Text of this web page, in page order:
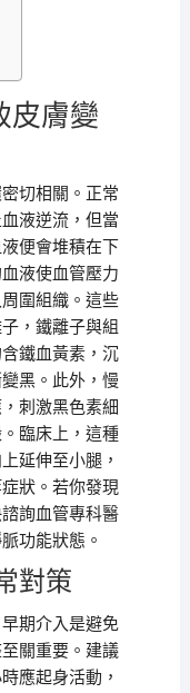
皮膚變
切相關。正常
液逆流，但當
便會堆積在下
液使血管壓力
圍組織。這些
，鐵離子與組
鐵血黃素，沉
黑。此外，慢
刺激黑色素細
臨床上，這種
延伸至小腿，
狀。若你發現
詢血管專科醫
功能狀態。
對策
期介入是避免
關重要。建議
應起身活動，